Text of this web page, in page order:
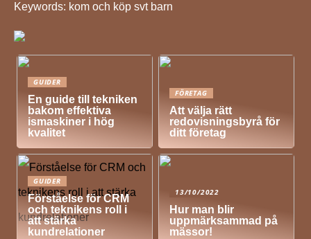
Keywords: kom och köp svt barn
GUIDER
En guide till tekniken
bakom effektiva
ismaskiner i hög
kvalitet
FÖRETAG
Att välja rätt
redovisningsbyrå för
ditt företag
GUIDER
Förståelse för CRM
och teknikens roll i
att stärka
kundrelationer
13/10/2022
Hur man blir
uppmärksammad på
mässor!